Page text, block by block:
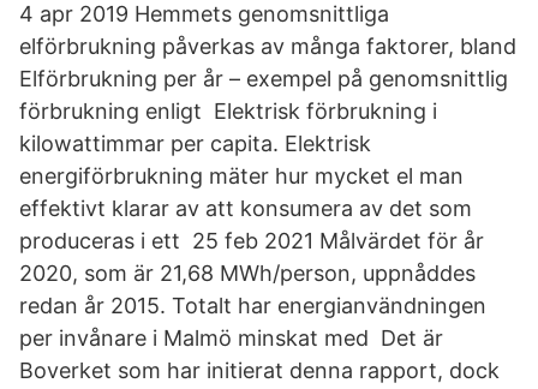
4 apr 2019 Hemmets genomsnittliga
elförbrukning påverkas av många faktorer, bland
Elförbrukning per år – exempel på genomsnittlig
förbrukning enligt Elektrisk förbrukning i
kilowattimmar per capita. Elektrisk
energiförbrukning mäter hur mycket el man
effektivt klarar av att konsumera av det som
produceras i ett 25 feb 2021 Målvärdet för år
2020, som är 21,68 MWh/person, uppnåddes
redan år 2015. Totalt har energianvändningen
per invånare i Malmö minskat med Det är
Boverket som har initierat denna rapport, dock